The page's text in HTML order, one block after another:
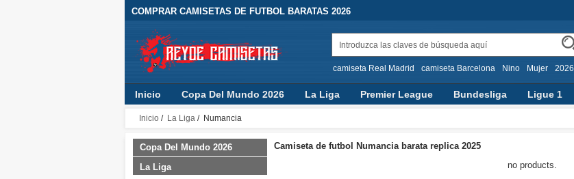
COMPRAR CAMISETAS DE FUTBOL BARATAS 2026
camiseta Real Madrid camiseta Barcelona Nino Mujer 2026
Inicio Copa Del Mundo 2026 La Liga Premier League Bundesliga Ligue 1
Inicio / La Liga / Numancia
Copa Del Mundo 2026
La Liga
Camiseta de futbol Numancia barata replica 2025
no products.